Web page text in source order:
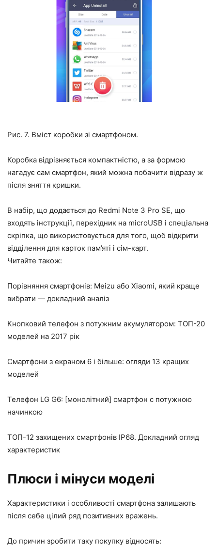
Рис. 7. Вміст коробки зі смартфоном.
Коробка відрізняється компактністю, а за формою
нагадує сам смартфон, який можна побачити відразу ж
після зняття кришки.
В набір, що додається до Redmi Note 3 Pro SE, що
входять інструкції, перехідник на microUSB і спеціальна
скріпка, що використовується для того, щоб відкрити
відділення для карток пам’яті і сім-карт.
Читайте також:
Порівняння смартфонів: Meizu або Xiaomi, який краще
вибрати — докладний аналіз
Кнопковий телефон з потужним акумулятором: ТОП-20
моделей на 2017 рік
Смартфони з екраном 6 і більше: огляди 13 кращих
моделей
Телефон LG G6: [монолітний] смартфон c потужною
начинкою
ТОП-12 захищених смартфонів IP68. Докладний огляд
характеристик
Плюси і мінуси моделі
Характеристики і особливості смартфона залишають
після себе цілий ряд позитивних вражень.
До причин зробити таку покупку відносять: